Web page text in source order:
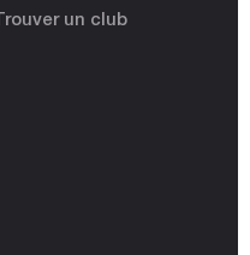
Trouver un club